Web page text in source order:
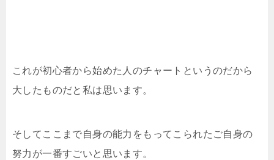
これが初心者から始めた人のチャートというのだから
大したものだと私は思います。
そしてここまで自身の能力をもってこられたご自身の
努力が一番すごいと思います。